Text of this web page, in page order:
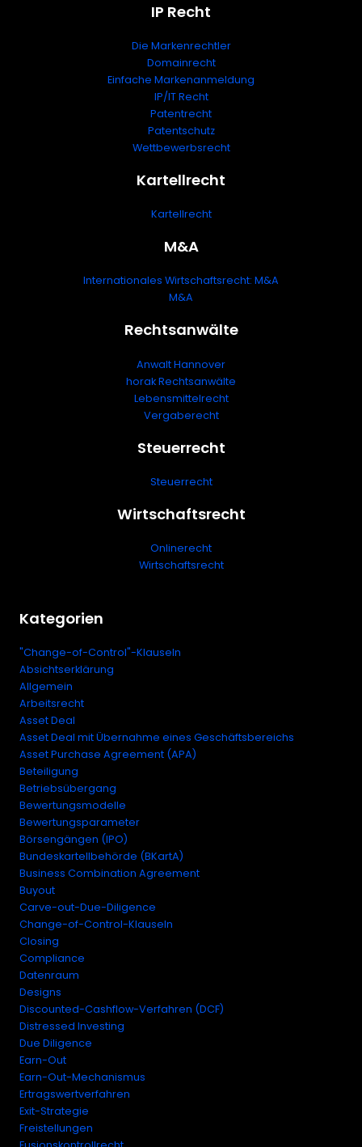
IP Recht
Die Markenrechtler
Domainrecht
Einfache Markenanmeldung
IP/IT Recht
Patentrecht
Patentschutz
Wettbewerbsrecht
Kartellrecht
Kartellrecht
M&A
Internationales Wirtschaftsrecht: M&A
M&A
Rechtsanwälte
Anwalt Hannover
horak Rechtsanwälte
Lebensmittelrecht
Vergaberecht
Steuerrecht
Steuerrecht
Wirtschaftsrecht
Onlinerecht
Wirtschaftsrecht
Kategorien
"Change-of-Control"-Klauseln
Absichtserklärung
Allgemein
Arbeitsrecht
Asset Deal
Asset Deal mit Übernahme eines Geschäftsbereichs
Asset Purchase Agreement (APA)
Beteiligung
Betriebsübergang
Bewertungsmodelle
Bewertungsparameter
Börsengängen (IPO)
Bundeskartellbehörde (BKartA)
Business Combination Agreement
Buyout
Carve-out-Due-Diligence
Change-of-Control-Klauseln
Closing
Compliance
Datenraum
Designs
Discounted-Cashflow-Verfahren (DCF)
Distressed Investing
Due Diligence
Earn-Out
Earn-Out-Mechanismus
Ertragswertverfahren
Exit-Strategie
Freistellungen